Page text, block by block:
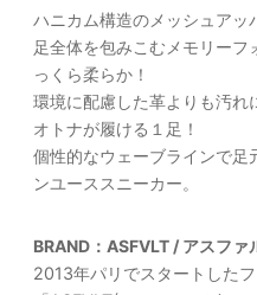
ハニカム構造のメッシュアッ
足全体を包みこむメモリー
っくら柔らか！
環境に配慮した革よりも汚れ
オトナが履ける１足！
個性的なウェーブラインで足
ンユーススニーカー。
BRAND：ASFVLT / アスファ
2013年パリでスタートした